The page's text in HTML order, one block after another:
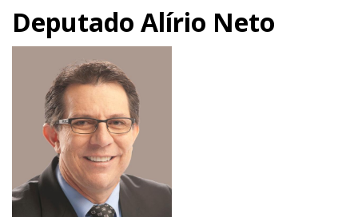
Deputado Alírio Neto